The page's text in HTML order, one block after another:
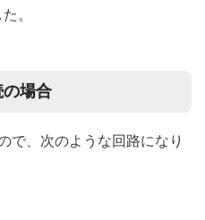
。
の場合
で、次のような回路になり